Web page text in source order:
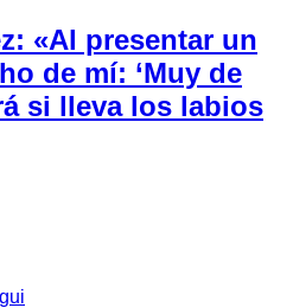
«Al presentar un
de mí: ‘Muy de
si lleva los labios